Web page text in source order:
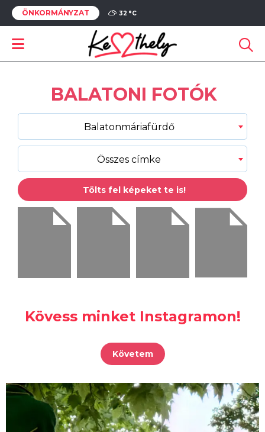
ÖNKORMÁNYZAT 32 °C
BALATONI FOTÓK
Balatonmáriafürdő
Összes címke
Tölts fel képeket te is!
Kövess minket Instagramon!
Követem